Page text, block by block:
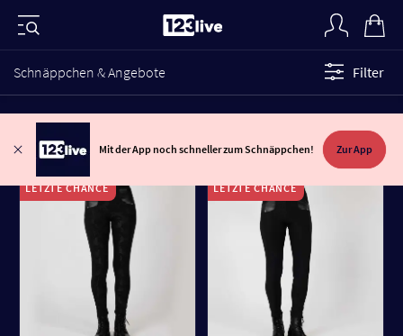
Schnäppchen & Angebote Filter
Mit der App noch schneller zum Schnäppchen! Zur App
LETZTE CHANCE LETZTE CHANCE